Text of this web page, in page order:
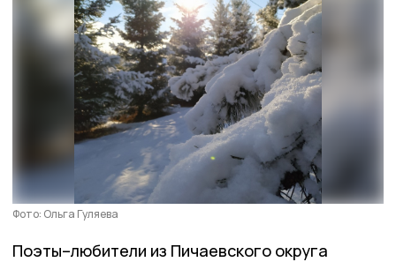
Фото: Ольга Гуляева
Поэты–любители из Пичаевского округа